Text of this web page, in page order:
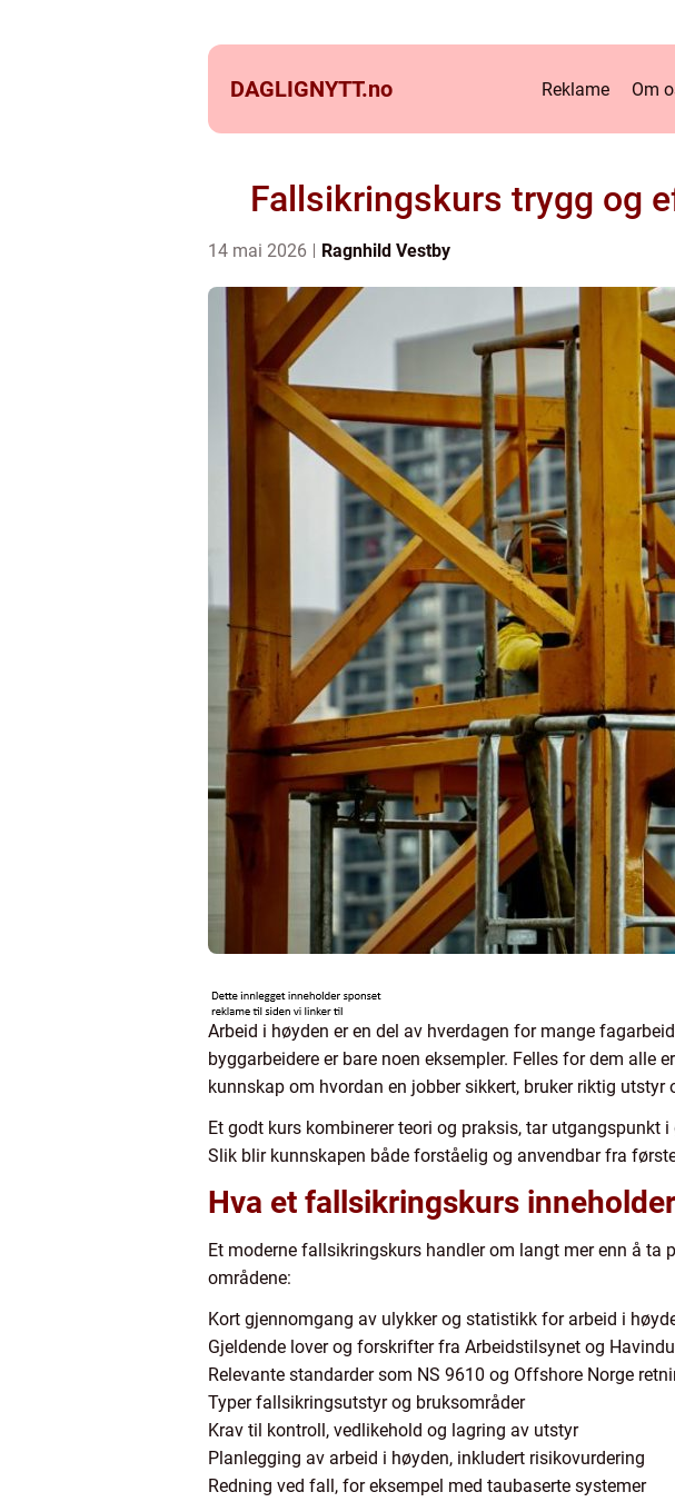
DAGLIGNYTT.no Reklame Om
Fallsikringskurs trygg og
14 mai 2026 Ragnhild Vestby
Arbeid i høyden er en del av hverdagen for mange
byggarbeidere er bare noen eksempler. Felles for dem
kunnskap om hvordan en jobber sikkert, bruker riktig
Et godt kurs kombinerer teori og praksis, tar utgangspunkt
Slik blir kunnskapen både forståelig og anvendbar fra
Hva et fallsikringskurs inneholder
Et moderne fallsikringskurs handler om langt mer enn å
områdene:
Kort gjennomgang av ulykker og statistikk for arbeid i
Gjeldende lover og forskrifter fra Arbeidstilsynet og
Relevante standarder som NS 9610 og Offshore Norge
Typer fallsikringsutstyr og bruksområder
Krav til kontroll, vedlikehold og lagring av utstyr
Planlegging av arbeid i høyden, inkludert risikovurdering
Redning ved fall, for eksempel med taubaserte systemer